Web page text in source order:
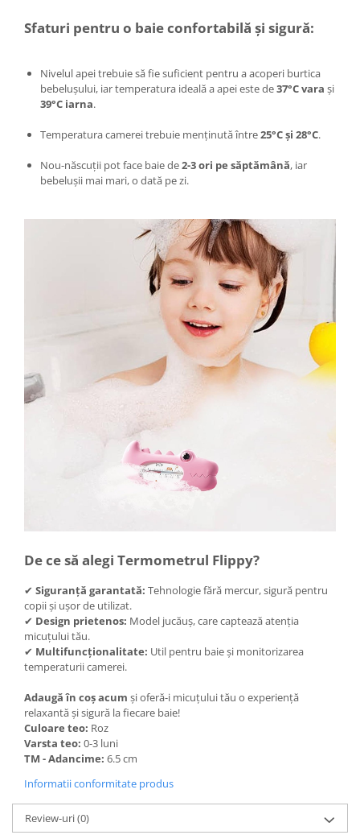
Compresoare auto si pompe
Intretinere interior/exterior
Modulatoare FM
Perii de zapada si raclete
Pompe de transfer
Craciun
Accesorii si componente craciun
Decoratiuni luminoase exterioare &
Figurine si decoratiuni Craciun
Instalatii Craciun 220V
Instalatii cu baterii
Instalatii liniare si role de furtun
Instalatii Solare
Instalatii turturi-franjuri
Perdea 220V
Plasa 220V
Turturi/Franjuri 220V
Diverse pentru casa si camping
Balamale si zavoare
Broaste si clante
Accesorii litiere
Accesorii pentru animale
Aparate de Masaj
Articole si accesorii birou
Sfaturi pentru o baie confortabilă și sigură:
Nivelul apei trebuie să fie suficient pentru a acoperi burtica
bebelușului, iar temperatura ideală a apei este de37°C vara și
39°C iarna.
Temperatura camerei trebuie menținută între25°C și 28°C.
Nou-născuții pot face baie de2-3 ori pe săptămână, iar
bebelușii mai mari, o dată pe zi.
De ce să alegi Termometrul Flippy?
✔ Siguranță garantată: Tehnologie fără mercur, sigură pentru
copii și ușor de utilizat.
✔ Design prietenos: Model jucăuș, care captează atenția
micuțului tău.
✔ Multifuncționalitate: Util pentru baie și monitorizarea
temperaturii camerei.
Adaugă în coș acum și oferă-i micuțului tău o experiență
relaxantă și sigură la fiecare baie!
Culoare teo: Roz
Varsta teo: 0-3 luni
TM - Adancime: 6.5 cm
Informatii conformitate produs
Review-uri(0)